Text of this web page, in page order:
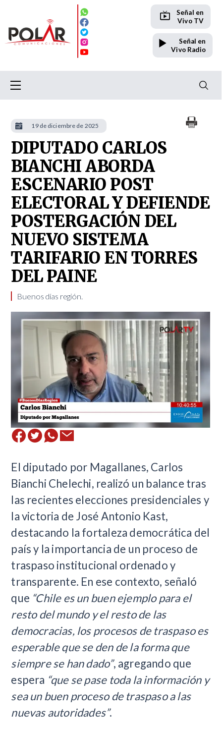
Señal en
Vivo TV
Señal en
Vivo Radio
DIPUTADO CARLOS
BIANCHI ABORDA
ESCENARIO POST
ELECTORAL Y DEFIENDE
POSTERGACIÓN DEL
NUEVO SISTEMA
TARIFARIO EN TORRES
DEL PAINE
Buenos días región.
El diputado por Magallanes, Carlos
Bianchi Chelechi, realizó un balance tras
las recientes elecciones presidenciales y
la victoria de José Antonio Kast,
destacando la fortaleza democrática del
país y la importancia de un proceso de
traspaso institucional ordenado y
transparente. En ese contexto, señaló
que “Chile es un buen ejemplo para el
resto del mundo y el resto de las
democracias, los procesos de traspaso es
esperable que se den de la forma que
siempre se han dado”, agregando que
espera “que se pase toda la información y
sea un buen proceso de traspaso a las
nuevas autoridades”.
19 de diciembre de 2025